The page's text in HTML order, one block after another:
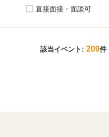
直接面接・面談可
該当イベント: 209件